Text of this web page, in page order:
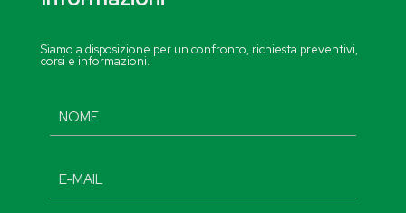
Siamo a disposizione per un confronto, richiesta preventivi,
corsi e informazioni.